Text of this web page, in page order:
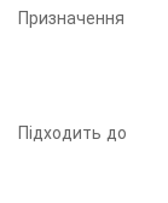
Призначення
Підходить до